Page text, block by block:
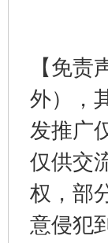
【免
外），
发推广
仅供交
权，部
意侵犯
从幼儿